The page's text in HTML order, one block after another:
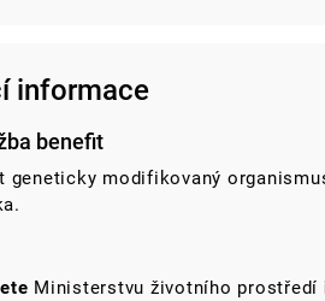
informace
benefit
geneticky modifikovaný
Ministerstvu životního prostředí